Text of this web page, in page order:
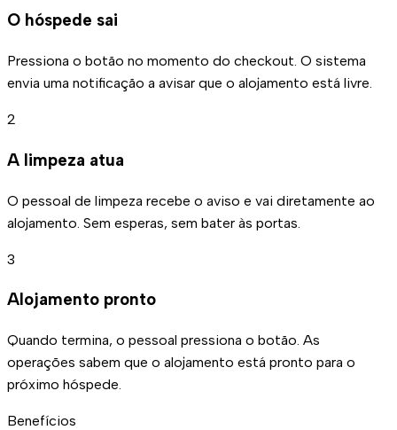
O hóspede sai
Pressiona o botão no momento do checkout. O sistema
envia uma notificação a avisar que o alojamento está livre.
2
A limpeza atua
O pessoal de limpeza recebe o aviso e vai diretamente ao
alojamento. Sem esperas, sem bater às portas.
3
Alojamento pronto
Quando termina, o pessoal pressiona o botão. As
operações sabem que o alojamento está pronto para o
próximo hóspede.
Benefícios